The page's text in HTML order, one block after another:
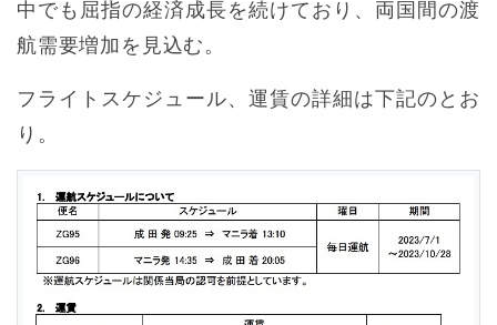
中でも屈指の経済成長を続けており、両国間の渡
航需要増加を見込む。
フライトスケジュール、運賃の詳細は下記のとお
り。